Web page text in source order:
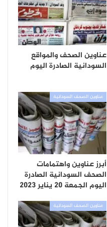
عناوين الصحف والمواقع
السودانية الصادرة اليوم
عناوين الصحف السودانية
أبرز عناوين واهتمامات
الصحف السودانية الصادرة
اليوم الجمعة 20 يناير 2023
عناوين الصحف السودانية